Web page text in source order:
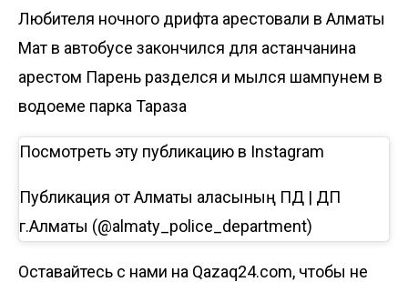
Любителя ночного дрифта арестовали в Алматы
Мат в автобусе закончился для астанчанина
арестом Парень разделся и мылся шампунем в
водоеме парка Тараза
Посмотреть эту публикацию в Instagram
Публикация от Алматы қаласының ПД | ДП
г.Алматы (@almaty_police_department)
Оставайтесь с нами на Qazaq24.com, чтобы не